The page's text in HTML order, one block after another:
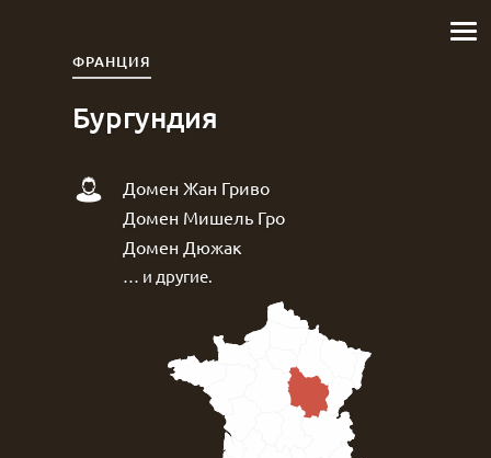
ФРАНЦИЯ
Бургундия
Домен Жан Гриво
Домен Мишель Гро
Домен Дюжак
… и другие.